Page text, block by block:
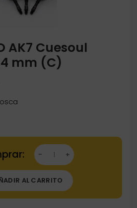
AK7 Cuesoul
mm (C)
TERO AK7 Cuesoul Amarillas 34 mm
AL CARRITO